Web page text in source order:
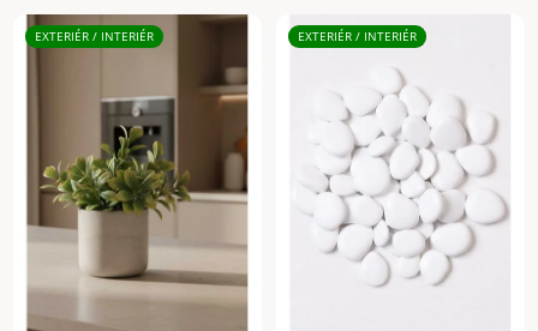
EXTERIÉR / INTERIÉR EXTERIÉR / INTERIÉR